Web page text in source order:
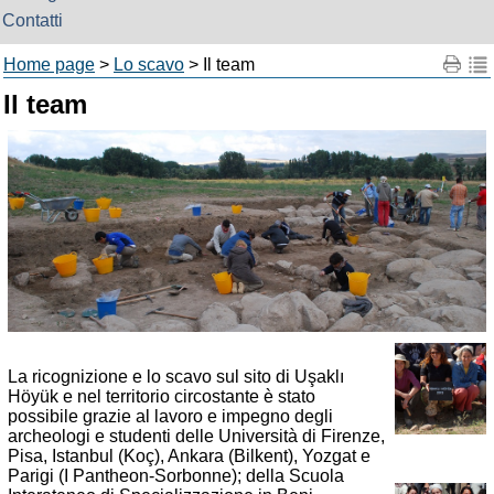
Contatti
Home page > Lo scavo > Il team
Il team
La ricognizione e lo scavo sul sito di Uşaklı
Höyük e nel territorio circostante è stato
possibile grazie al lavoro e impegno degli
archeologi e studenti delle Università di Firenze,
Pisa, Istanbul (Koç), Ankara (Bilkent), Yozgat e
Parigi (I Pantheon-Sorbonne); della Scuola